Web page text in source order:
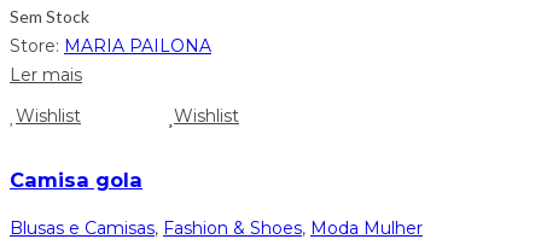
Sem Stock
Store: MARIA PAILONA
Ler mais
Wishlist
Wishlist
Camisa gola
Blusas e Camisas, Fashion & Shoes, Moda Mulher